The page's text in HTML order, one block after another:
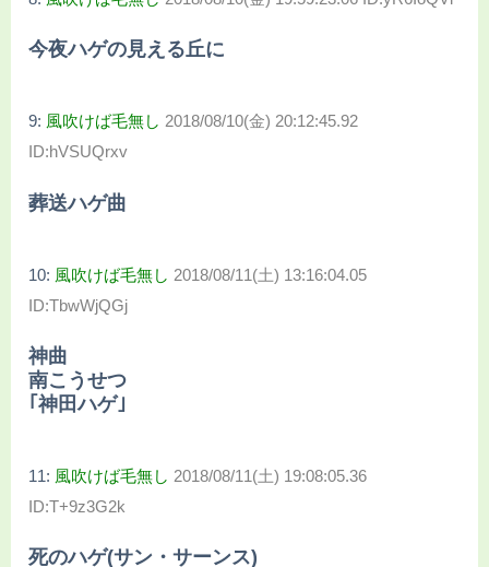
今夜ハゲの見える丘に
9: 風吹けば毛無し 2018/08/10(金) 20:12:45.92
ID:hVSUQrxv
葬送ハゲ曲
10: 風吹けば毛無し 2018/08/11(土) 13:16:04.05
ID:TbwWjQGj
神曲
南こうせつ
｢神田ハゲ｣
11: 風吹けば毛無し 2018/08/11(土) 19:08:05.36
ID:T+9z3G2k
死のハゲ(サン・サーンス)